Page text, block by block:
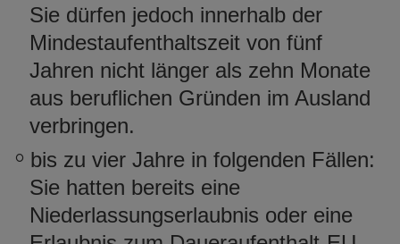
Sie dürfen jedoch innerhalb der
Mindestaufenthaltszeit von fünf
Jahren nicht länger als zehn Monate
aus beruflichen Gründen im Ausland
verbringen.
bis zu vier Jahre in folgenden Fällen:
Sie hatten bereits eine
Niederlassungserlaubnis oder eine